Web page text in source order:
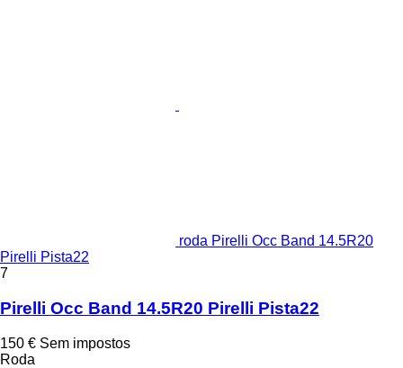
roda Pirelli Occ Band 14.5R20
Pirelli Pista22
7
Pirelli Occ Band 14.5R20 Pirelli Pista22
150 € Sem impostos
Roda